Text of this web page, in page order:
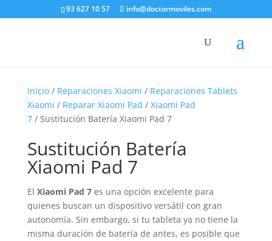
93 627 10 57 info@doctormoviles.com
Inicio/ Reparaciones Xiaomi / Reparaciones Tablets
Xiaomi / Reparar Xiaomi Pad / Xiaomi Pad
7/ Sustitución Batería Xiaomi Pad 7
Sustitución Batería
Xiaomi Pad 7
El Xiaomi Pad 7es una opción excelente para
quienes buscan un dispositivo versátil con gran
autonomía. Sin embargo, si tu tableta ya no tiene la
misma duración de batería de antes, es posible que